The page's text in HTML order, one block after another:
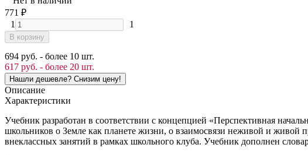
771 ₽
1
1
В корзину
694 руб. - более 10 шт.
617 руб. - более 20 шт.
Описание
Характеристики
Учебник разработан в соответствии с концепцией «Перспективная
школьников о Земле как планете жизни, о взаимосвязи неживой и живой
внеклассных занятий в рамках школьного клуба. Учебник дополнен